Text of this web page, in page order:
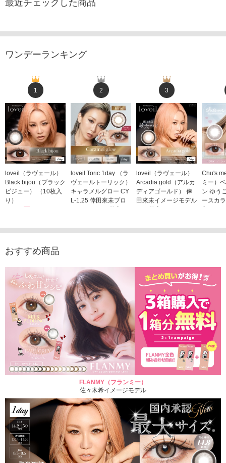
最近チェックした商品
ワンデーランキング
1
loveil（ラヴェール）
Black bijou（ブラック
ビジュー） （10枚入
り）
2
loveil Toric 1day （ラ
ヴェールトーリック）
キャラメルグロー CY
L-1.25 倖田來未プロ
1,760円(税込)
3
loveil（ラヴェール）
Arcadia gold（アルカ
ディアゴールド） 倖
田來未イメージモデル
Chu's
ミー）
ン ゆう
ースカ
おすすめ商品
FLANMY（フランミー）
佐々木希イメージモデル